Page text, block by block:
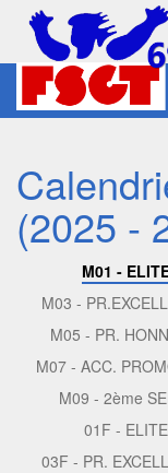
(2025 -
M01 -
M03 -
M05 - PR.
M07 - ACC.
M09 - 2ème
01F - ELITE
03F - PR.